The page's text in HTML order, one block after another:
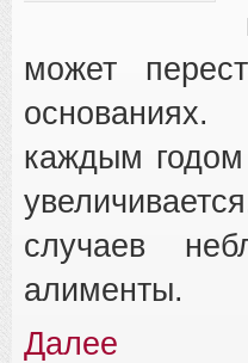
может
каждым годом
случаев
алименты.
Далее